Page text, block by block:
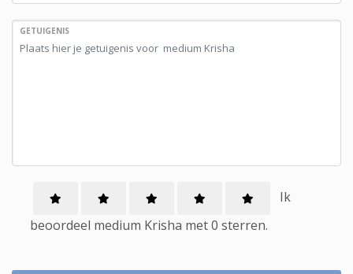
GETUIGENIS
Ik
beoordeel medium Krisha met0 sterren.